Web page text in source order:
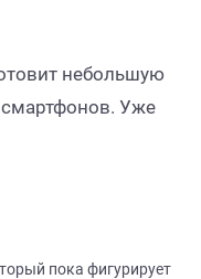
небольшую
смартфонов. Уже
пока фигурирует